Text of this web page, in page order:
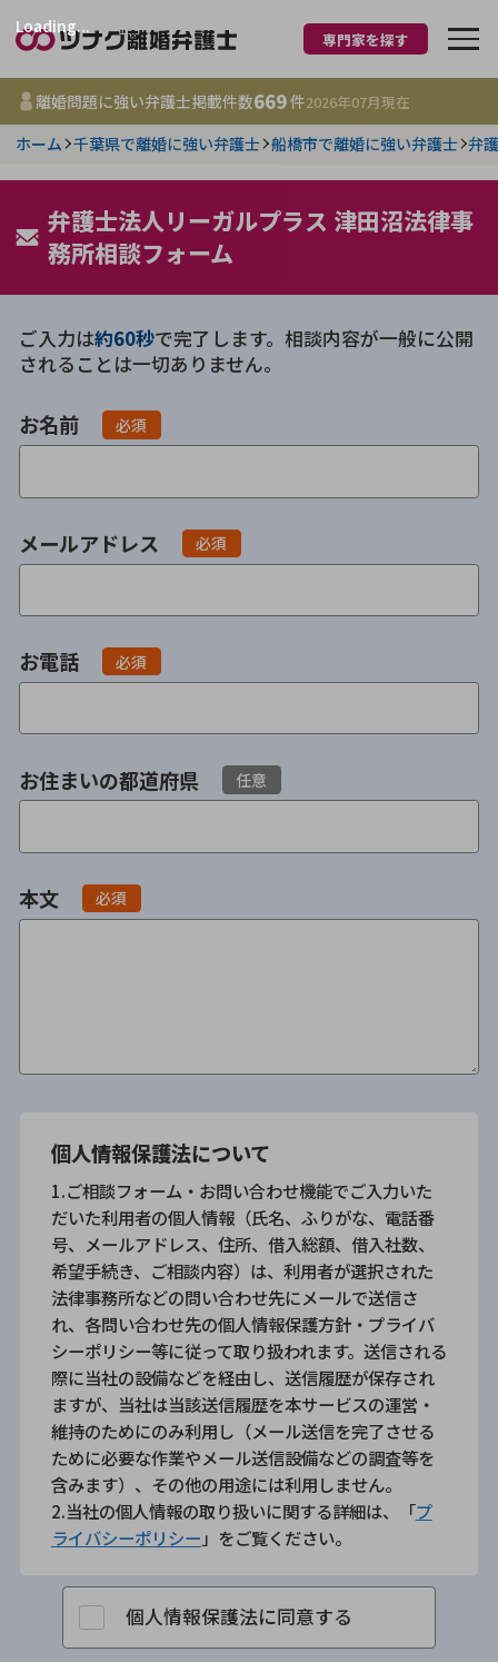
離婚に強い弁護士
都道府県を選択
事務所 669
件
更新日 :2026年07月31日
専門家を探す
離婚問題に強い弁護士掲載件数669件2026年07月現在
ホーム 千葉県で離婚に強い弁護士 船橋市で離婚に強い弁護士 弁
弁護士法人リーガルプラス 津田沼法律事
務所相談フォーム
ご入力は約60秒で完了します。相談内容が一般に公開
されることは一切ありません。
お名前 必須
メールアドレス 必須
お電話 必須
お住まいの都道府県 任意
本文 必須
個人情報保護法について
1.ご相談フォーム・お問い合わせ機能でご入力いた
だいた利用者の個人情報（氏名、ふりがな、電話番
号、メールアドレス、住所、借入総額、借入社数、
希望手続き、ご相談内容）は、利用者が選択された
法律事務所などの問い合わせ先にメールで送信さ
れ、各問い合わせ先の個人情報保護方針・プライバ
シーポリシー等に従って取り扱われます。送信される
際に当社の設備などを経由し、送信履歴が保存され
ますが、当社は当該送信履歴を本サービスの運営・
維持のためにのみ利用し（メール送信を完了させる
ために必要な作業やメール送信設備などの調査等を
含みます）、その他の用途には利用しません。
2.当社の個人情報の取り扱いに関する詳細は、「プ
ライバシーポリシー 」をご覧ください。
個人情報保護法に同意する
Loading...